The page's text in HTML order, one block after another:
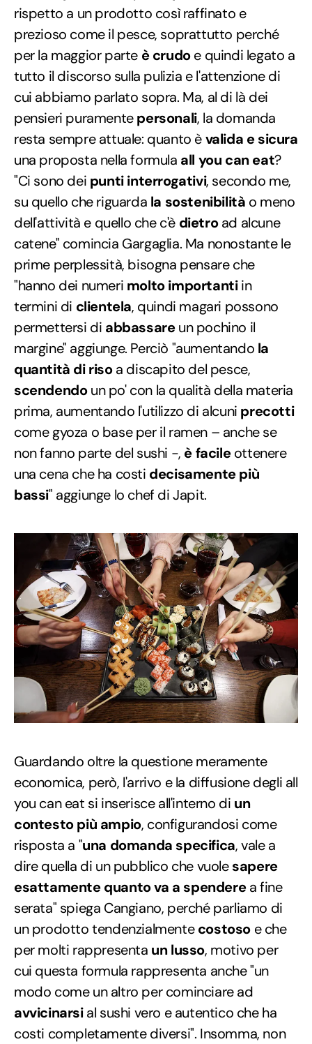
rispetto a un prodotto così raffinato e
prezioso come il pesce, soprattutto perché
per la maggior parte è crudoe quindi legato a
tutto il discorso sulla pulizia e l'attenzione di
cui abbiamo parlato sopra. Ma, al di là dei
pensieri puramentepersonali, la domanda
resta sempre attuale: quanto èvalida e sicura
una proposta nella formula all you can eat?
"Ci sono dei punti interrogativi, secondo me,
su quello che riguarda la sostenibilità o meno
dell'attività e quello che c'è dietroad alcune
catene" comincia Gargaglia. Ma nonostante le
prime perplessità, bisogna pensare che
"hanno dei numeri molto importantiin
termini di clientela, quindi magari possono
permettersi di abbassareun pochino il
margine" aggiunge. Perciò "aumentando la
quantità di risoa discapito del pesce,
scendendoun po' con la qualità della materia
prima, aumentando l'utilizzo di alcuni precotti
come gyoza o base per il ramen – anche se
non fanno parte del sushi -, è facileottenere
una cena che ha costi decisamente più
bassi" aggiunge lo chef di Japit.
Guardando oltre la questione meramente
economica, però, l'arrivo e la diffusione degli all
you can eat si inserisce all'interno di un
contesto più ampio, configurandosi come
risposta a "una domanda specifica, vale a
dire quella di un pubblico che vuolesapere
esattamente quanto va a spenderea fine
serata" spiega Cangiano, perché parliamo di
un prodotto tendenzialmentecostoso e che
per molti rappresenta un lusso, motivo per
cui questa formula rappresenta anche "un
modo come un altro per cominciare ad
avvicinarsial sushi vero e autentico che ha
costi completamente diversi". Insomma, non